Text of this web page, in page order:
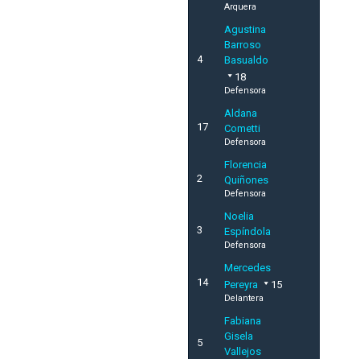
Arquera
4
Agustina
Barroso
Basualdo
18
Defensora
17
Aldana
Cometti
Defensora
2
Florencia
Quiñones
Defensora
3
Noelia
Espíndola
Defensora
14
Mercedes
Pereyra
15
Delantera
5
Fabiana
Gisela
Vallejos